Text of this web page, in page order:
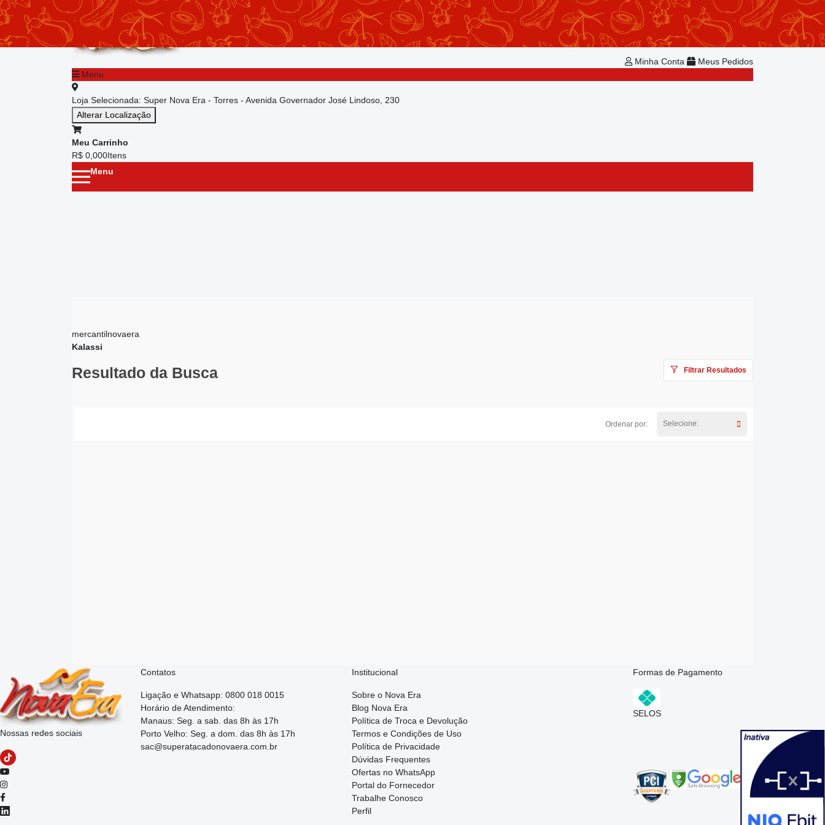
Repetir Pedido
Minha Conta
Bem-vindo!Já é cadastrado?
Minha Conta
Meus Pedidos
Menu
Loja Selecionada: Super Nova Era - Torres - Avenida Governador José Lindoso, 230
Alterar Localização
Meu Carrinho
R$ 0,000Itens
Menu
Menu principal
mercantilnovaera
Kalassi
Resultado da Busca Filtrar Resultados
Ordenar por: Selecione:
Nossas redes sociais
Contatos
Ligação e Whatsapp: 0800 018 0015
Horário de Atendimento:
Manaus: Seg. a sab. das 8h às 17h
Porto Velho: Seg. a dom. das 8h às 17h
sac@superatacadonovaera.com.br
Institucional
Sobre o Nova Era
Blog Nova Era
Política de Troca e Devolução
Termos e Condições de Uso
Política de Privacidade
Dúvidas Frequentes
Ofertas no WhatsApp
Portal do Fornecedor
Trabalhe Conosco
Perfil
Formas de Pagamento
SELOS